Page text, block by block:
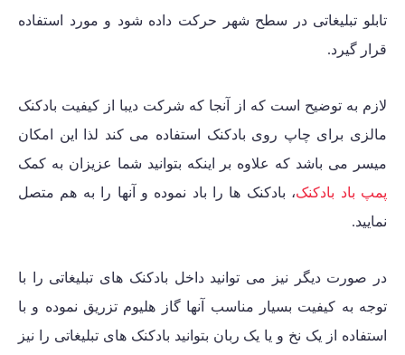
تابلو تبلیغاتی در سطح شهر حرکت داده شود و مورد استفاده
قرار گیرد.
لازم به توضیح است که از آنجا که شرکت دیبا از کیفیت بادکنک
مالزی برای چاپ روی بادکنک استفاده می کند لذا این امکان
میسر می باشد که علاوه بر اینکه بتوانید شما عزیزان به کمک
پمپ باد بادکنک، بادکنک ها را باد نموده و آنها را به هم متصل
نمایید.
در صورت دیگر نیز می توانید داخل بادکنک های تبلیغاتی را با
توجه به کیفیت بسیار مناسب آنها گاز هلیوم تزریق نموده و با
استفاده از یک نخ و یا یک ربان بتوانید بادکنک های تبلیغاتی را نیز